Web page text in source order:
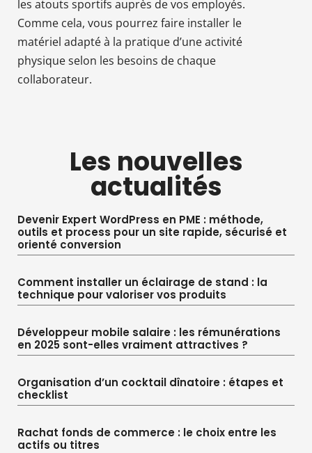
les atouts sportifs auprès de vos employés.
Comme cela, vous pourrez faire installer le
matériel adapté à la pratique d’une activité
physique selon les besoins de chaque
collaborateur.
Les nouvelles
actualités
Devenir Expert WordPress en PME : méthode,
outils et process pour un site rapide, sécurisé et
orienté conversion
Comment installer un éclairage de stand : la
technique pour valoriser vos produits
Développeur mobile salaire : les rémunérations
en 2025 sont-elles vraiment attractives ?
Organisation d’un cocktail dînatoire : étapes et
checklist
Rachat fonds de commerce : le choix entre les
actifs ou titres